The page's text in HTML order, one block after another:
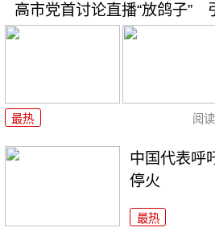
高市党首讨论直播“放鸽子”
最热 阅读
中国代表呼
停火
最热